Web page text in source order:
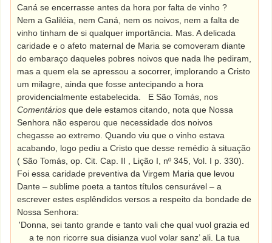
Caná se encerrasse antes da hora por falta de vinho ?
Nem a Galiléia, nem Caná, nem os noivos, nem a falta de
vinho tinham de si qualquer importância. Mas. A delicada
caridade e o afeto maternal de Maria se comoveram diante
do embaraço daqueles pobres noivos que nada lhe pediram,
mas a quem ela se apressou a socorrer, implorando a Cristo
um milagre, ainda que fosse antecipando a hora
providencialmente estabelecida.
E São Tomás, nos
Comentários que dele estamos citando, nota que Nossa
Senhora não esperou que necessidade dos noivos
chegasse ao extremo. Quando viu que o vinho estava
acabando, logo pediu a Cristo que desse remédio à situação
( São Tomás, op. Cit. Cap. II , Lição I, nº 345, Vol. I p. 330).
Foi essa caridade preventiva da Virgem Maria que levou
Dante – sublime poeta a tantos títulos censurável – a
escrever estes esplêndidos versos a respeito da bondade de
Nossa Senhora:
'Donna, sei tanto grande e tanto vali che qual vuol grazia ed
a te non ricorre sua disianza vuol volar sanz’ ali. La tua